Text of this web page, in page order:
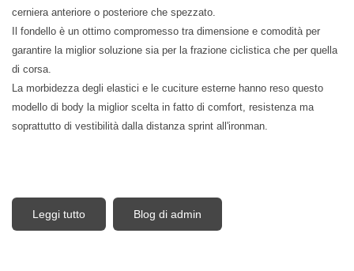
cerniera anteriore o posteriore che spezzato.
Il fondello è un ottimo compromesso tra dimensione e comodità per
garantire la miglior soluzione sia per la frazione ciclistica che per quella
di corsa.
La morbidezza degli elastici e le cuciture esterne hanno reso questo
modello di body la miglior scelta in fatto di comfort, resistenza ma
soprattutto di vestibilità dalla distanza sprint all'ironman.
Leggi tutto su Divisa Triathlon Team Bike Gussago 2016
Blog di admin